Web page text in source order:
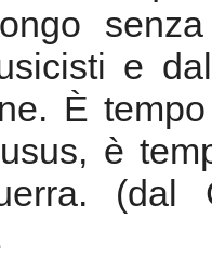
e
È
è
(dal